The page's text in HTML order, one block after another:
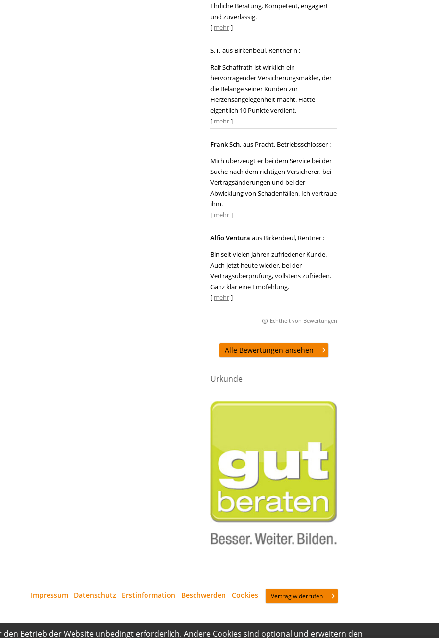
Ehrliche Beratung. Kompetent, engagiert
und zuverlässig.
[ mehr]
S.T. aus Birkenbeul, Rentnerin :
Ralf Schaffrath ist wirklich ein
hervorragender Versicherungsmakler, der
die Belange seiner Kunden zur
Herzensangelegenheit macht. Hätte
eigentlich 10 Punkte verdient.
[ mehr]
Frank Sch. aus Pracht, Betriebsschlosser :
Mich überzeugt er bei dem Service bei der
Suche nach dem richtigen Versicherer, bei
Vertragsänderungen und bei der
Abwicklung von Schadenfällen. Ich vertraue
ihm.
[ mehr]
Alfio Ventura aus Birkenbeul, Rentner :
Bin seit vielen Jahren zufriedener Kunde.
Auch jetzt heute wieder, bei der
Vertragsüberprüfung, vollstens zufrieden.
Ganz klar eine Emofehlung.
[ mehr]
Echtheit von Bewertungen
Alle Bewertungen ansehen
Urkunde
Impressum Datenschutz Erstinformation Beschwerden Cookies Vertrag widerrufen
den Betrieb der Website unbedingt erforderlich. Andere Cookies sind optional und erweitern den